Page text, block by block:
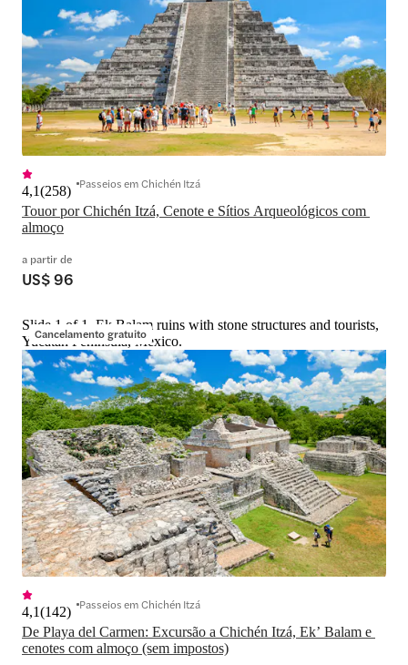
Touor por Chichén Itzá, Cenote e Sítios Arqueológicos com
almoço
4,1(258) Passeios em Chichén Itzá
a partir de
US$ 96
Cancelamento gratuito
Slide 1 of 1, Ek Balam ruins with stone structures and tourists,
Yucatan Peninsula, Mexico.
De Playa del Carmen: Excursão a Chichén Itzá, Ekʼ Balam e
cenotes com almoço (sem impostos)
4,1(142) Passeios em Chichén Itzá